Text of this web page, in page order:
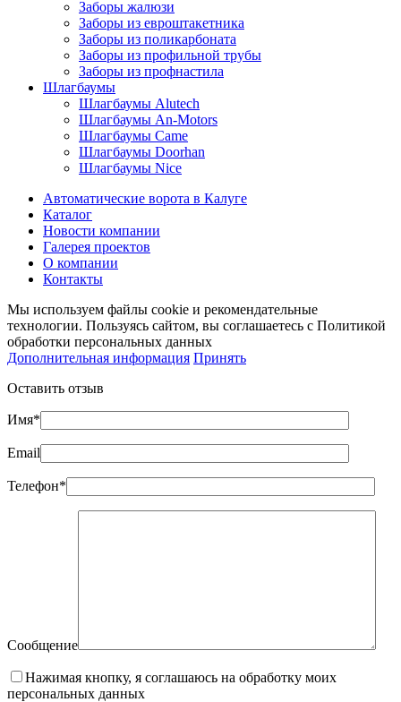
Заборы жалюзи
Заборы из евроштакетника
Заборы из поликарбоната
Заборы из профильной трубы
Заборы из профнастила
Шлагбаумы
Шлагбаумы Alutech
Шлагбаумы An-Motors
Шлагбаумы Came
Шлагбаумы Doorhan
Шлагбаумы Nice
Автоматические ворота в Калуге
Каталог
Новости компании
Галерея проектов
О компании
Контакты
Мы используем файлы cookie и рекомендательные
технологии. Пользуясь сайтом, вы соглашаетесь с Политикой
обработки персональных данных
Дополнительная информация Принять
Оставить отзыв
Имя*
Email
Телефон*
Сообщение
Нажимая кнопку, я соглашаюсь на обработку моих
персональных данных